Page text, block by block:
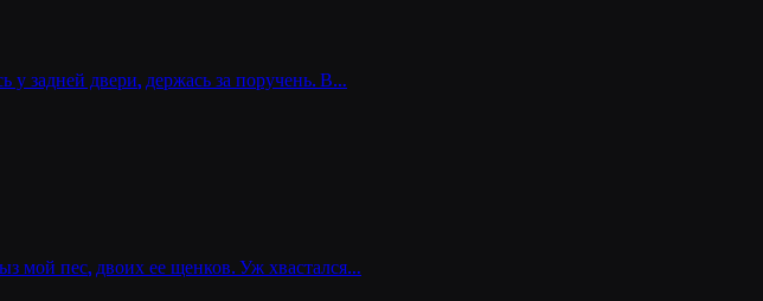
у задней двери, держась за поручень. В…
мой пес, двоих ее щенков. Уж хвастался…